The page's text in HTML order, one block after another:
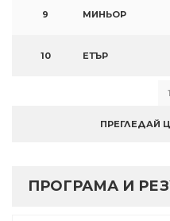
9 МИНЬОР
10 ЕТЪР
1
ПРЕГЛЕДАЙ
ПРОГРАМА И